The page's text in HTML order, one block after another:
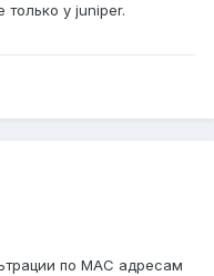
только у juniper.
по MAC адресам